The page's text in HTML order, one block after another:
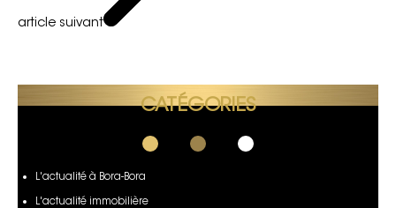
article suivant
CATÉGORIES
L'actualité à Bora-Bora
L'actualité immobilière